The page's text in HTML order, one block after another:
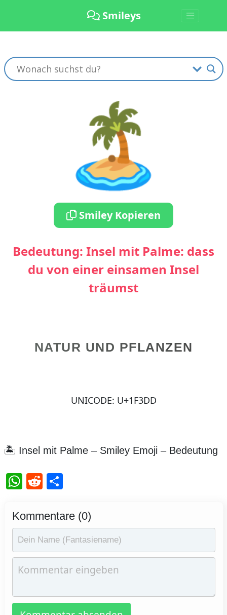
Smileys
🏝️
Smiley Kopieren
Bedeutung: Insel mit Palme: dass
du von einer einsamen Insel
träumst
NATUR UND PFLANZEN
UNICODE: U+1F3DD
🏝️ Insel mit Palme – Smiley Emoji – Bedeutung
WhatsApp
Reddit
Teilen
Kommentare (0)